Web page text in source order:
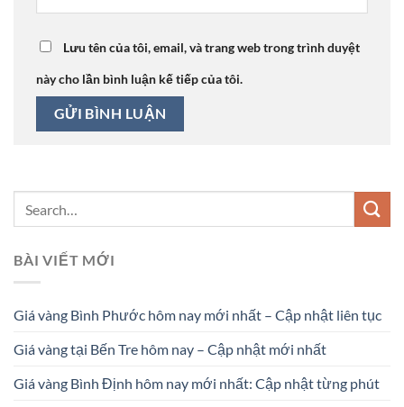
Lưu tên của tôi, email, và trang web trong trình duyệt
này cho lần bình luận kế tiếp của tôi.
BÀI VIẾT MỚI
Giá vàng Bình Phước hôm nay mới nhất – Cập nhật liên tục
Giá vàng tại Bến Tre hôm nay – Cập nhật mới nhất
Giá vàng Bình Định hôm nay mới nhất: Cập nhật từng phút